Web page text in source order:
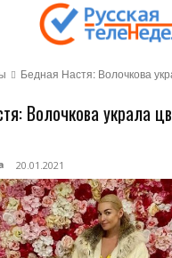
Бедная Настя: Волочкова
Волочкова украла
20.01.2021